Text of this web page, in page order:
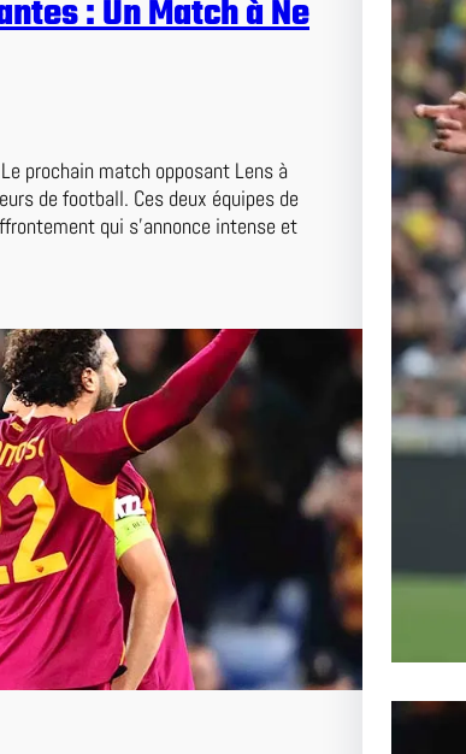
: Un Match à Ne
prochain match opposant Lens à
de football. Ces deux équipes de
qui s’annonce intense et